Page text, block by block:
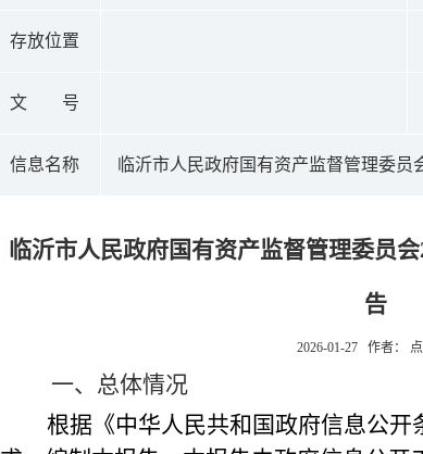
存放位置
文 号
信息名称 临沂市人民政府国有资产监督管理委员
临沂市人民政府国有资产监督管理委员
告
2026-01-27 作者： 点
一、总体情况
根据《中华人民共和国政府信息公